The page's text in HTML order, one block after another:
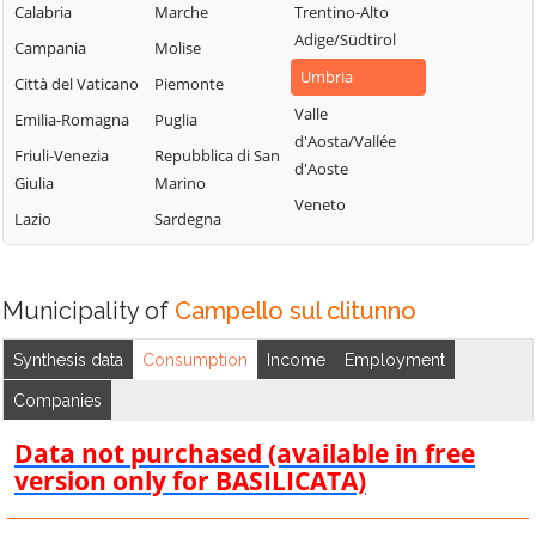
Deruta
Fossato di Vico
Fratta Todina
Norcia
Paciano
Panicale
Passignano sul
Trasimeno
Perugia
Piegaro
Valfabbrica
Vallo di Nera
Valtopina
Calabria
Campania
Città del Vaticano
Emilia-Romagna
Friuli-Venezia
Giulia
Lazio
Marche
Molise
Piemonte
Puglia
Repubblica di San
Marino
Sardegna
Trentino-Alto
Adige/Südtirol
Umbria
Valle
d'Aosta/Vallée
d'Aoste
Veneto
Municipality of Campello sul clitunno
Synthesis data Consumption Income Employment
Companies
Data not purchased (available in free
version only for BASILICATA)